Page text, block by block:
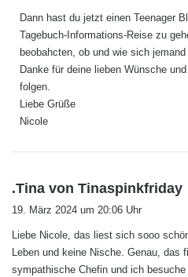
t
:
Dann hast du jetzt einen Teenager
Tagebuch-Informations-Reise zu
beobahcten, ob und wie sich
Danke für deine lieben Wünsche
folgen.
Liebe Grüße
Nicole
.Tina von Tinaspinkfriday
t
:
19. März 2024 um 20:06 Uhr
Liebe Nicole, das liest sich sooo
Leben und keine Nische. Genau, das
sympathische Chefin und ich